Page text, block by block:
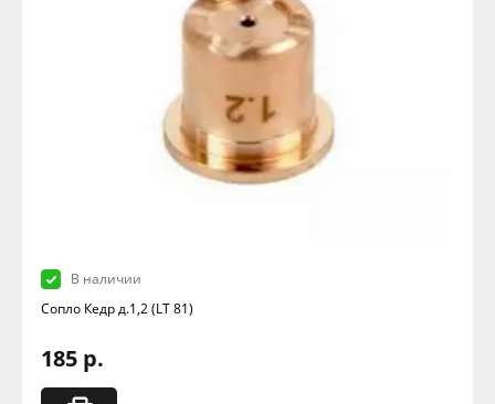
В наличии
Сопло Кедр д.1,2 (LT 81)
185 р.